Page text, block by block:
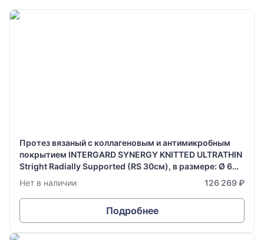
Протез вязаный с коллагеновым и антимикробным
покрытием INTERGARD SYNERGY KNITTED ULTRATHIN
Stright Radially Supported (RS 30см), в размере: Ø 6
мм х 70 см
Нет в наличии 126 269 ₽
Подробнее